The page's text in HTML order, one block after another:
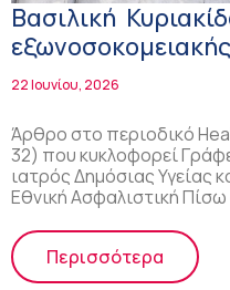
Βασιλική
Εθνικής
22 Ιουνίου, 2026
Άρθρο στο περιοδικό
32) που κυκλοφορεί
ιατρός Δημόσιας Υγείας
Εθνική Ασφαλιστική
Περισσότερα